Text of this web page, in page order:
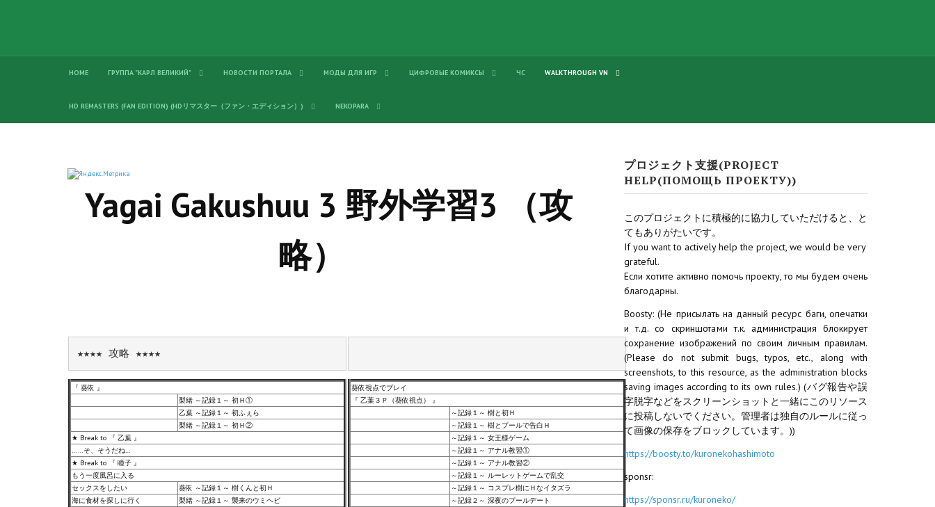
HOME ГРУППА "КАРЛ ВЕЛИКИЙ" НОВОСТИ ПОРТАЛА МОДЫ ДЛЯ ИГР ЦИФРОВЫЕ КОМИКСЫ ЧС WALKTHROUGH VN
HD REMASTERS (FAN EDITION) (HDリマスター（ファン・エディション）) NEKOPARA
Yagai Gakushuu 3 野外学習3 （攻
略）
★★★★ 攻略 ★★★★
『 葵依 』
梨緒 ～記録１～ 初Ｈ①
乙葉 ～記録１～ 初ふぇら
梨緒 ～記録１～ 初Ｈ②
★ Break to 『 乙葉 』
……そ、そうだね…
★ Break to 『 瞳子 』
もう一度風呂に入る
セックスをしたい
葵依 ～記録１～ 樹くんと初Ｈ
海に食材を探しに行く
梨緒 ～記録１～ 襲来のウミヘビ
葵依視点でプレイ
『 乙葉３Ｐ（葵依視点） 』
～記録１～ 樹と初Ｈ
～記録１～ 樹とプールで告白Ｈ
～記録１～ 女王様ゲーム
～記録１～ アナル教習①
～記録１～ アナル教習②
～記録１～ ルーレットゲームで乱交
～記録１～ コスプレ樹にＨなイタズラ
～記録２～ 深夜のプールデート
プロジェクト支援(PROJECT
HELP(ПОМОЩЬ ПРОЕКТУ))
このプロジェクトに積極的に協力していただけると、と
てもありがたいです。
If you want to actively help the project, we would be very
grateful.
Если хотите активно помочь проекту, то мы будем очень
благодарны.
Boosty: (Не присылать на данный ресурс баги, опечатки
и т.д. со скриншотами т.к. администрация блокирует
сохранение изображений по своим личным правилам.
(Please do not submit bugs, typos, etc., along with
screenshots, to this resource, as the administration blocks
saving images according to its own rules.) (バグ報告や誤
字脱字などをスクリーンショットと一緒にこのリソース
に投稿しないでください。管理者は独自のルールに従っ
て画像の保存をブロックしています。))
https://boosty.to/kuronekohashimoto
sponsr:
https://sponsr.ru/kuroneko/